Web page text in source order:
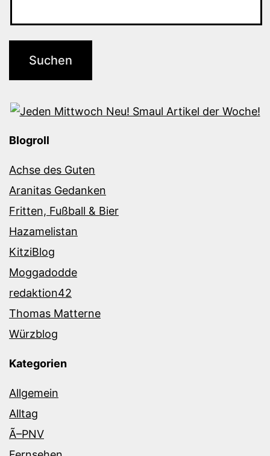
Blogroll
Achse des Guten
Aranitas Gedanken
Fritten, Fußball & Bier
Hazamelistan
KitziBlog
Moggadodde
redaktion42
Thomas Matterne
Würzblog
Kategorien
Allgemein
Alltag
Ã–PNV